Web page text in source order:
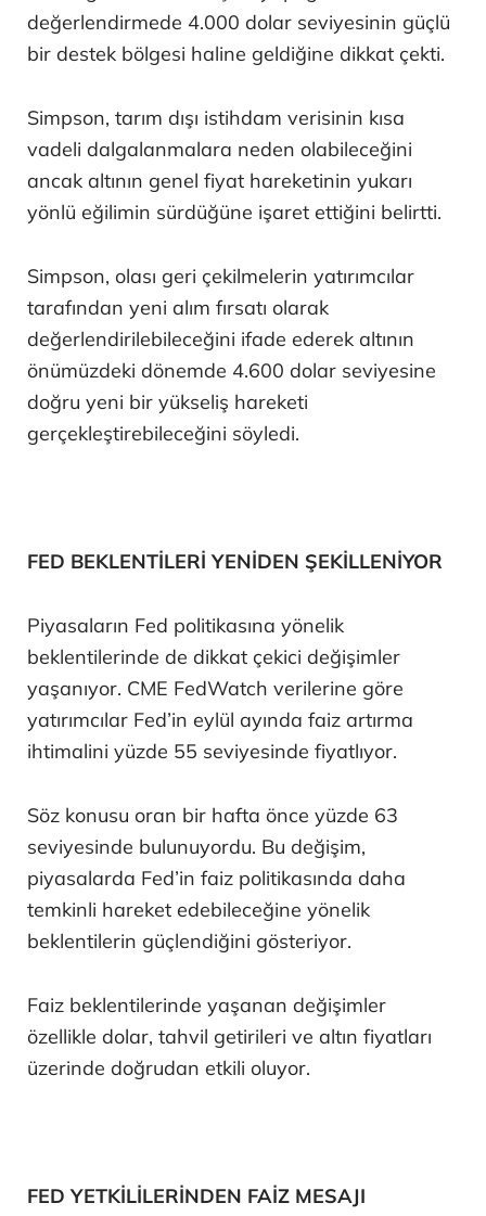
değerlendirmede 4.000 dolar seviyesinin güçlü
bir destek bölgesi haline geldiğine dikkat çekti.
Simpson, tarım dışı istihdam verisinin kısa
vadeli dalgalanmalara neden olabileceğini
ancak altının genel fiyat hareketinin yukarı
yönlü eğilimin sürdüğüne işaret ettiğini belirtti.
Simpson, olası geri çekilmelerin yatırımcılar
tarafından yeni alım fırsatı olarak
değerlendirilebileceğini ifade ederek altının
önümüzdeki dönemde 4.600 dolar seviyesine
doğru yeni bir yükseliş hareketi
gerçekleştirebileceğini söyledi.
FED BEKLENTİLERİ YENİDEN ŞEKİLLENİYOR
Piyasaların Fed politikasına yönelik
beklentilerinde de dikkat çekici değişimler
yaşanıyor. CME FedWatch verilerine göre
yatırımcılar Fed’in eylül ayında faiz artırma
ihtimalini yüzde 55 seviyesinde fiyatlıyor.
Söz konusu oran bir hafta önce yüzde 63
seviyesinde bulunuyordu. Bu değişim,
piyasalarda Fed’in faiz politikasında daha
temkinli hareket edebileceğine yönelik
beklentilerin güçlendiğini gösteriyor.
Faiz beklentilerinde yaşanan değişimler
özellikle dolar, tahvil getirileri ve altın fiyatları
üzerinde doğrudan etkili oluyor.
FED YETKİLİLERİNDEN FAİZ MESAJI